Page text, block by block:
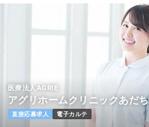
医療法人AGRIE
アグリホームクリニックあだち
直接応募求人 電子カルテ